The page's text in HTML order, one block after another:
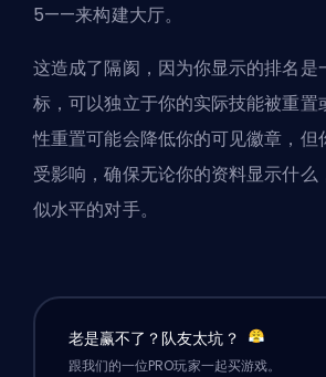
5——来构建大厅。
这造成了隔阂，因为你显示的排名是
标，可以独立于你的实际技能被重置
性重置可能会降低你的可见徽章，但
受影响，确保无论你的资料显示什么
似水平的对手。
老是赢不了？队友太坑？
跟我们的一位PRO玩家一起买游戏。